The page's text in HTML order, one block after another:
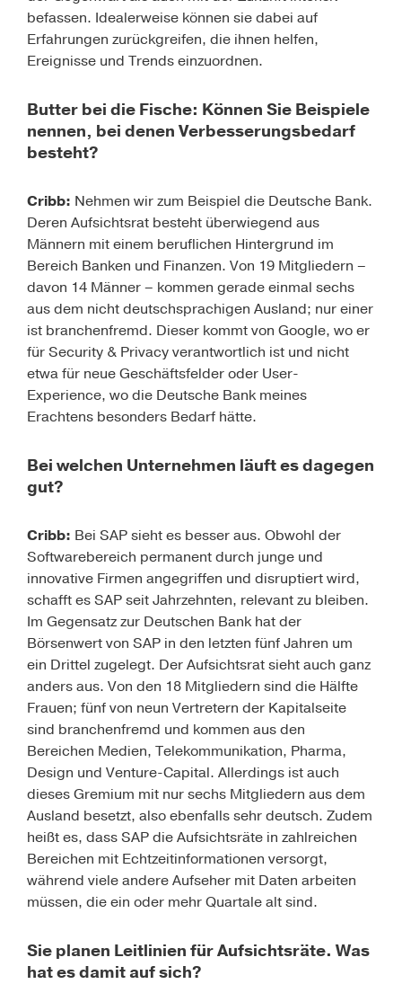
befassen. Idealerweise können sie dabei auf
Erfahrungen zurückgreifen, die ihnen helfen,
Ereignisse und Trends einzuordnen.
Butter bei die Fische: Können Sie Beispiele
nennen, bei denen Verbesserungsbedarf
besteht?
Cribb: Nehmen wir zum Beispiel die Deutsche Bank.
Deren Aufsichtsrat besteht überwiegend aus
Männern mit einem beruflichen Hintergrund im
Bereich Banken und Finanzen. Von 19 Mitgliedern –
davon 14 Männer – kommen gerade einmal sechs
aus dem nicht deutschsprachigen Ausland; nur einer
ist branchenfremd. Dieser kommt von Google, wo er
für Security & Privacy verantwortlich ist und nicht
etwa für neue Geschäftsfelder oder User-
Experience, wo die Deutsche Bank meines
Erachtens besonders Bedarf hätte.
Bei welchen Unternehmen läuft es dagegen
gut?
Cribb: Bei SAP sieht es besser aus. Obwohl der
Softwarebereich permanent durch junge und
innovative Firmen angegriffen und disruptiert wird,
schafft es SAP seit Jahrzehnten, relevant zu bleiben.
Im Gegensatz zur Deutschen Bank hat der
Börsenwert von SAP in den letzten fünf Jahren um
ein Drittel zugelegt. Der Aufsichtsrat sieht auch ganz
anders aus. Von den 18 Mitgliedern sind die Hälfte
Frauen; fünf von neun ­Vertretern der Kapitalseite
sind branchenfremd und kommen aus den
Bereichen Medien, Telekommunikation, Pharma,
Design und Venture-Capital. Allerdings ist auch
dieses Gremium mit nur sechs Mitgliedern aus dem
Ausland besetzt, also ebenfalls sehr deutsch. Zudem
heißt es, dass SAP die Aufsichtsräte in zahl­reichen
Bereichen mit Echtzeitinformationen versorgt,
während viele andere Aufseher mit Daten arbeiten
müssen, die ein oder mehr Quartale alt sind.
Sie planen Leitlinien für Aufsichtsräte. Was
hat es damit auf sich?